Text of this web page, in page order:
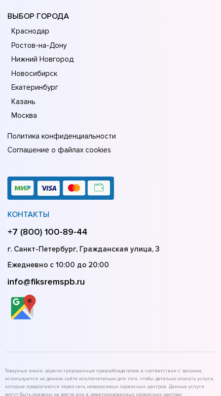
ВЫБОР ГОРОДА
Краснодар
Ростов-на-Дону
Нижний Новгород
Новосибирск
Екатеринбург
Казань
Москва
Политика конфиденциальности
Соглашение о файлах cookies
КОНТАКТЫ
+7 (800) 100-89-44
г. Санкт-Петербург, Гражданская улица, 3
Ежедневно с 10:00 до 20:00
info@fiksremspb.ru
Товарные знаки, зарегистрированные правообладателем в соответствии с законом,
используются на данном сайте исключительно для того, чтобы детально описать услуги,
которые предлагаются через сеть независимых сервисных центров. Данные услуги
могут быть оказаны на месте или в неавторизованных сервисных центрах